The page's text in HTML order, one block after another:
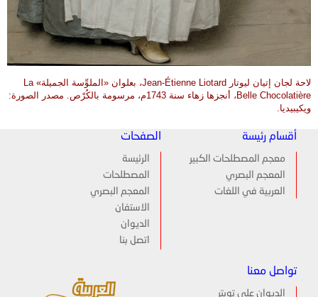
لاحة لجان إتيان ليوتار Jean-Étienne Liotard، بعلوان «الملوِّسة الجميلة» La
Belle Chocolatière، أنجزها زهاء سنة 1743م، مرسومة بالكُرْص. مصدر الصورة:
ويكيبيديا.
أقسام رئيسة
معجم المصطلحات الكبير
المعجم البصري
العربية في اللغات
الصفحات
الرئيسة
المصطلحات
المعجم البصري
الاستفان
الديوان
اتصل بنا
تواصل معنا
الديوان على تويتر